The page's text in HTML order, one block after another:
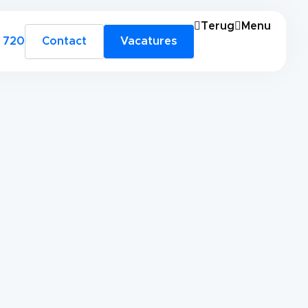
720 Contact Vacatures
Terug Menu